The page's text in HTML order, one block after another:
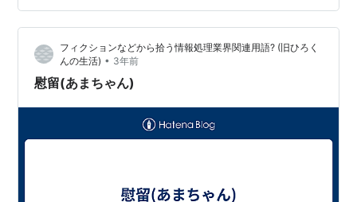
た春子(有村架純)は紆余曲折の末、甲斐(松尾スズキ)が営
む純喫茶『アイドル』でアルバイトをしていた。そこに
荒巻太一(古田新太…
フィクションなどから拾う情報処理業界関連用語? (旧ひろく
んの生活) • 3年前
慰留(あまちゃん)